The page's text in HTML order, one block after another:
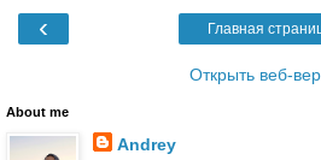
‹ Главная
Открыть веб-
About me
Andrey